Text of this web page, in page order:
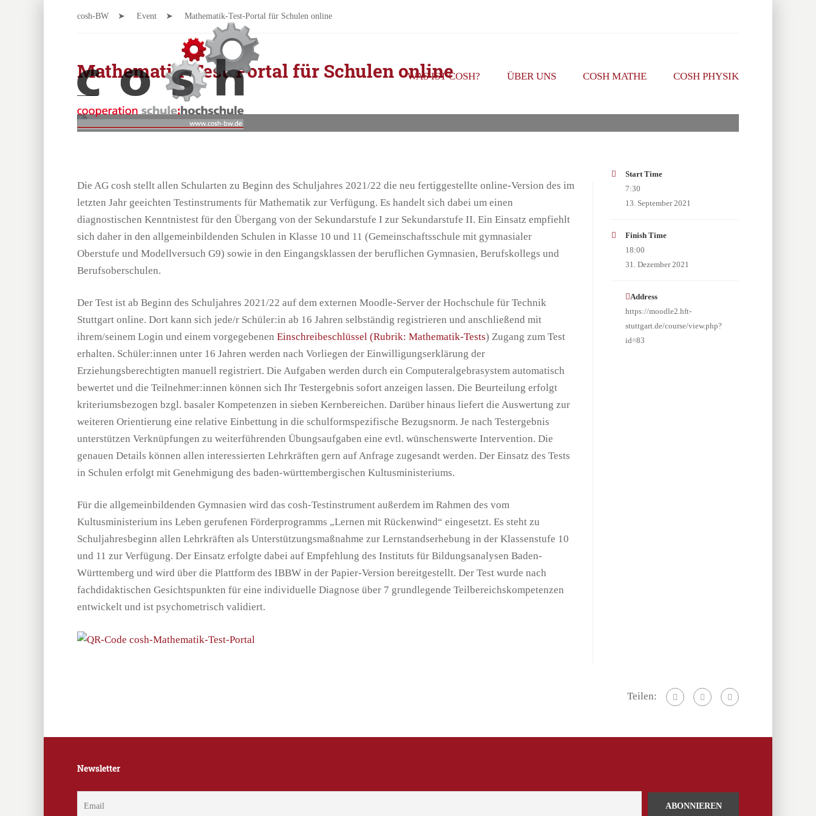
WAS IST COSH? ÜBER UNS COSH MATHE COSH PHYSIK
cosh-BW Event Mathematik-Test-Portal für Schulen online
Mathematik-Test-Portal für Schulen online
Die AG cosh stellt allen Schularten zu Beginn des Schuljahres 2021/22 die neu fertiggestellte online-Version des im
letzten Jahr geeichten Testinstruments für Mathematik zur Verfügung. Es handelt sich dabei um einen
diagnostischen Kenntnistest für den Übergang von der Sekundarstufe I zur Sekundarstufe II. Ein Einsatz empfiehlt
sich daher in den allgemeinbildenden Schulen in Klasse 10 und 11 (Gemeinschaftsschule mit gymnasialer
Oberstufe und Modellversuch G9) sowie in den Eingangsklassen der beruflichen Gymnasien, Berufskollegs und
Berufsoberschulen.
Der Test ist ab Beginn des Schuljahres 2021/22 auf dem externen Moodle-Server der Hochschule für Technik
Stuttgart online. Dort kann sich jede/r Schüler:in ab 16 Jahren selbständig registrieren und anschließend mit
ihrem/seinem Login und einem vorgegebenen Einschreibeschlüssel (Rubrik: Mathematik-Tests) Zugang zum Test
erhalten. Schüler:innen unter 16 Jahren werden nach Vorliegen der Einwilligungserklärung der
Erziehungsberechtigten manuell registriert. Die Aufgaben werden durch ein Computeralgebrasystem automatisch
bewertet und die Teilnehmer:innen können sich Ihr Testergebnis sofort anzeigen lassen. Die Beurteilung erfolgt
kriteriumsbezogen bzgl. basaler Kompetenzen in sieben Kernbereichen. Darüber hinaus liefert die Auswertung zur
weiteren Orientierung eine relative Einbettung in die schulformspezifische Bezugsnorm. Je nach Testergebnis
unterstützen Verknüpfungen zu weiterführenden Übungsaufgaben eine evtl. wünschenswerte Intervention. Die
genauen Details können allen interessierten Lehrkräften gern auf Anfrage zugesandt werden. Der Einsatz des Tests
in Schulen erfolgt mit Genehmigung des baden-württembergischen Kultusministeriums.
Für die allgemeinbildenden Gymnasien wird das cosh-Testinstrument außerdem im Rahmen des vom
Kultusministerium ins Leben gerufenen Förderprogramms „Lernen mit Rückenwind“ eingesetzt. Es steht zu
Schuljahresbeginn allen Lehrkräften als Unterstützungsmaßnahme zur Lernstands­erhebung in der Klassenstufe 10
und 11 zur Verfügung. Der Einsatz erfolgte dabei auf Empfehlung des Instituts für Bildungsanalysen Baden-
Württemberg und wird über die Plattform des IBBW in der Papier-Version bereitgestellt. Der Test wurde nach
fachdidaktischen Gesichtspunkten für eine individuelle Diagnose über 7 grundlegende Teilbereichskompetenzen
entwickelt und ist psychometrisch validiert.
Start Time
7:30
13. September 2021
Finish Time
18:00
31. Dezember 2021
Address
https://moodle2.hft-
stuttgart.de/course/view.php?
id=83
Teilen:
Newsletter